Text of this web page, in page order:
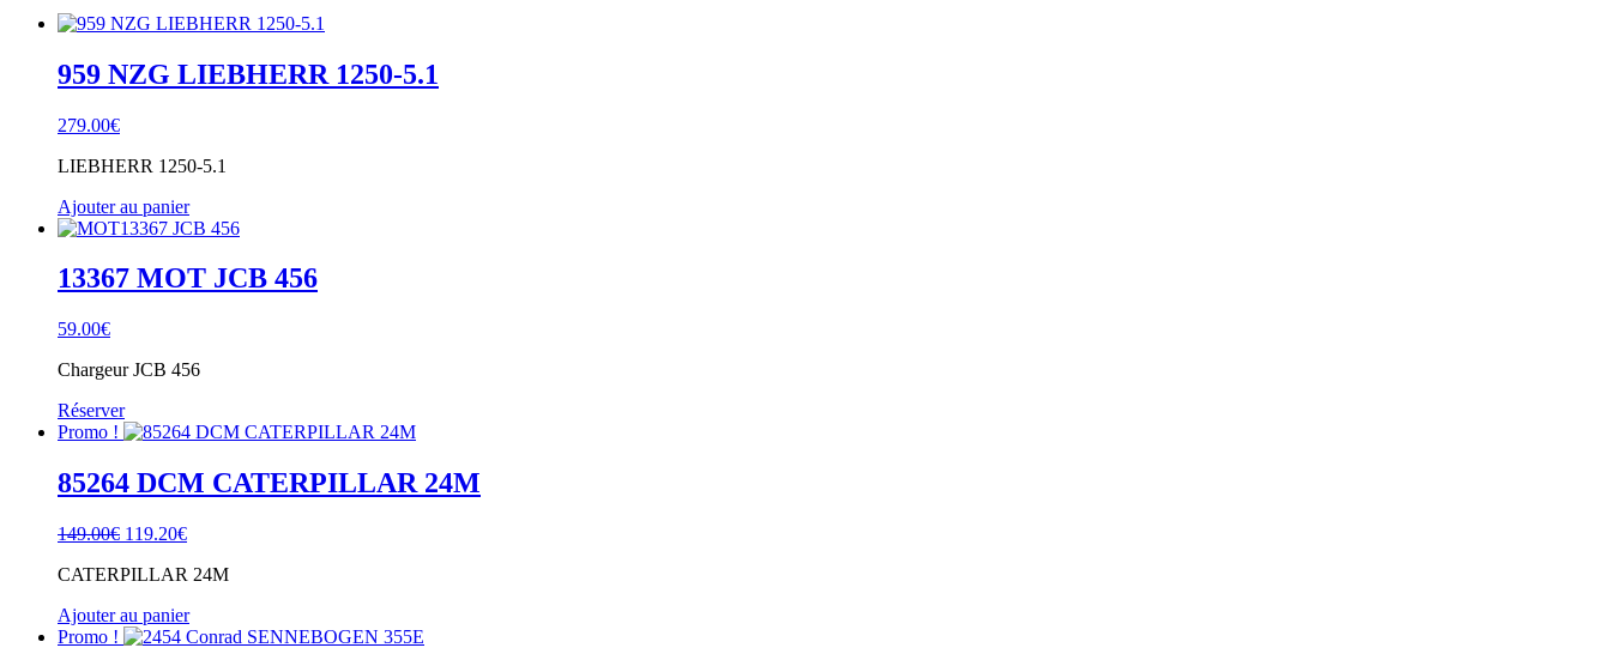
MTS-
Mobile
articulé
959 NZG LIEBHERR 1250-5.1
279.00€
LIEBHERR 1250-5.1
Ajouter au panier
13367 MOT JCB 456
59.00€
Chargeur JCB 456
Réserver
Promo !
85264 DCM CATERPILLAR 24M
149.00€ Le
initial
149.00€.
119.20€Le
actuel
119.20€.
CATERPILLAR 24M
Ajouter au panier
Promo !